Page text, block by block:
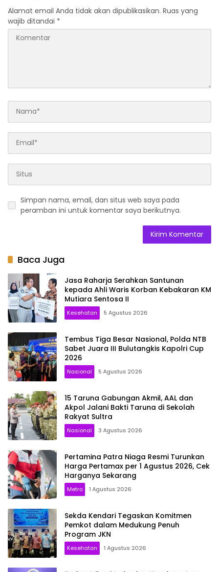
Awards 2026
Alamat email Anda tidak akan dipublikasikan. Ruas yang
wajib ditandai *
Simpan nama, email, dan situs web saya pada
peramban ini untuk komentar saya berikutnya.
Baca Juga
Jasa Raharja Serahkan Santunan
kepada Ahli Waris Korban Kebakaran KM
Mutiara Sentosa II
Kesehatan 5 Agustus 2026
Tembus Tiga Besar Nasional, Polda NTB
Sabet Juara III Bulutangkis Kapolri Cup
2026
Nasional 5 Agustus 2026
15 Taruna Gabungan Akmil, AAL dan
Akpol Jalani Bakti Taruna di Sekolah
Rakyat Sultra
Nasional 3 Agustus 2026
Pertamina Patra Niaga Resmi Turunkan
Harga Pertamax per 1 Agustus 2026, Cek
Harganya Sekarang
Metro 1 Agustus 2026
Sekda Kendari Tegaskan Komitmen
Pemkot dalam Medukung Penuh
Program JKN
Kesehatan 1 Agustus 2026